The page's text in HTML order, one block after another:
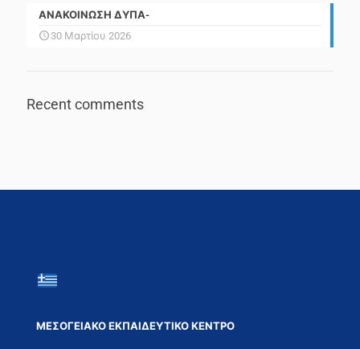
ΑΝΑΚΟΙΝΩΣΗ ΔΥΠΑ-
30 Μαρτίου 2026
Recent comments
ΜΕΣΟΓΕΙΑΚΟ ΕΚΠΑΙΔΕΥΤΙΚΟ ΚΕΝΤΡΟ